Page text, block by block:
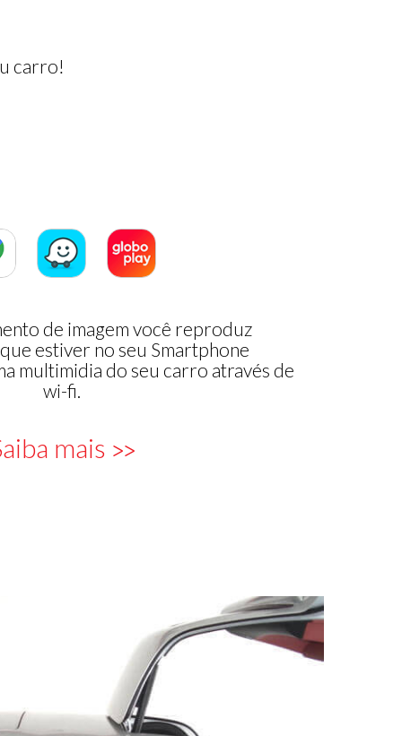
carro!
de imagem você reproduz
estiver no seu Smartphone
multimidia do seu carro através de
wi-fi.
mais >>